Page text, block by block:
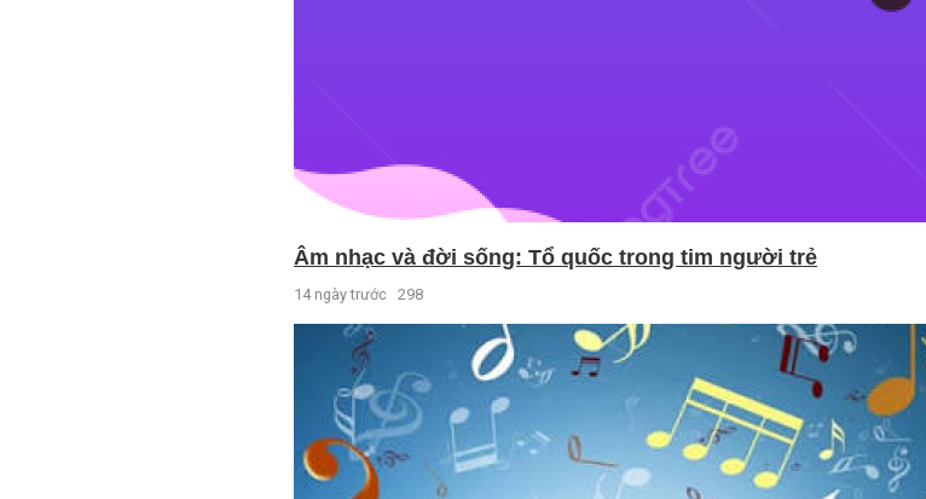
Âm nhạc và đời sống: Tổ quốc trong tim người trẻ
14 ngày trước 298